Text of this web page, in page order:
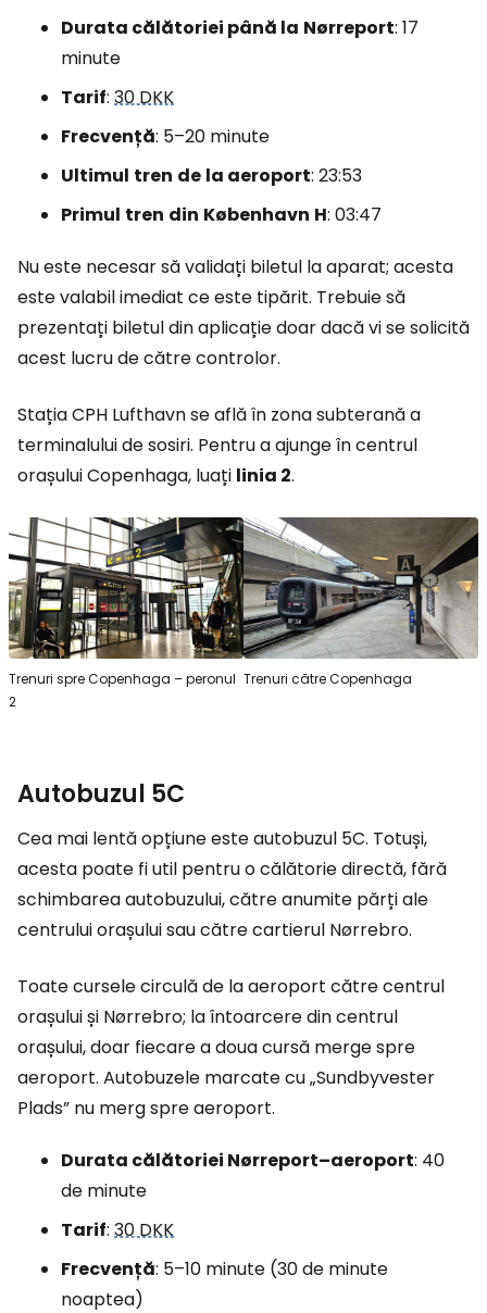
Durata călătoriei până la Nørreport: 17
minute
Tarif: 30 DKK
Frecvență: 5–20 minute
Ultimul tren de la aeroport: 23:53
Primul tren din København H: 03:47
Nu este necesar să validați biletul la aparat; acesta
este valabil imediat ce este tipărit. Trebuie să
prezentați biletul din aplicație doar dacă vi se solicită
acest lucru de către controlor.
Stația CPH Lufthavn se află în zona subterană a
terminalului de sosiri. Pentru a ajunge în centrul
orașului Copenhaga, luați linia 2.
Trenuri spre Copenhaga – peronul
2
Trenuri către Copenhaga
Autobuzul 5C
Cea mai lentă opțiune este autobuzul 5C. Totuși,
acesta poate fi util pentru o călătorie directă, fără
schimbarea autobuzului, către anumite părți ale
centrului orașului sau către cartierul Nørrebro.
Toate cursele circulă de la aeroport către centrul
orașului și Nørrebro; la întoarcere din centrul
orașului, doar fiecare a doua cursă merge spre
aeroport. Autobuzele marcate cu „Sundbyvester
Plads” nu merg spre aeroport.
Durata călătoriei Nørreport–aeroport: 40
de minute
Tarif: 30 DKK
Frecvență: 5–10 minute (30 de minute
noaptea)